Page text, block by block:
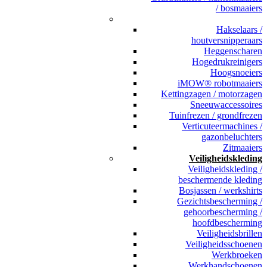
/ bosmaaiers
Hakselaars /
houtversnipperaars
Heggenscharen
Hogedrukreinigers
Hoogsnoeiers
iMOW® robotmaaiers
Kettingzagen / motorzagen
Sneeuwaccessoires
Tuinfrezen / grondfrezen
Verticuteermachines /
gazonbeluchters
Zitmaaiers
Veiligheidskleding
Veiligheidskleding /
beschermende kleding
Bosjassen / werkshirts
Gezichtsbescherming /
gehoorbescherming /
hoofdbescherming
Veiligheidsbrillen
Veiligheidsschoenen
Werkbroeken